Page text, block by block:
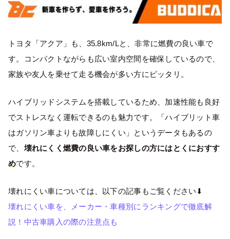
トヨタ「アクア」も、35.8km/Lと、非常に燃費の良い車で
す。コンパクトながらも広い室内空間を確保しているので、
家族や友人を乗せて走る機会が多い方にピッタリ。
ハイブリッドシステムを搭載しているため、加速性能も良好
でストレスなく運転できるのも魅力です。「ハイブリット車
はガソリン車よりも故障しにくい」というデータもあるの
で、壊れにくく燃費の良い車をお探しの方にはとくにおすす
めです。
壊れにくい車については、以下の記事もご覧ください⬇︎
壊れにくい車を、メーカー・車種別にランキングで徹底解
説！中古車購入の際の注意点も